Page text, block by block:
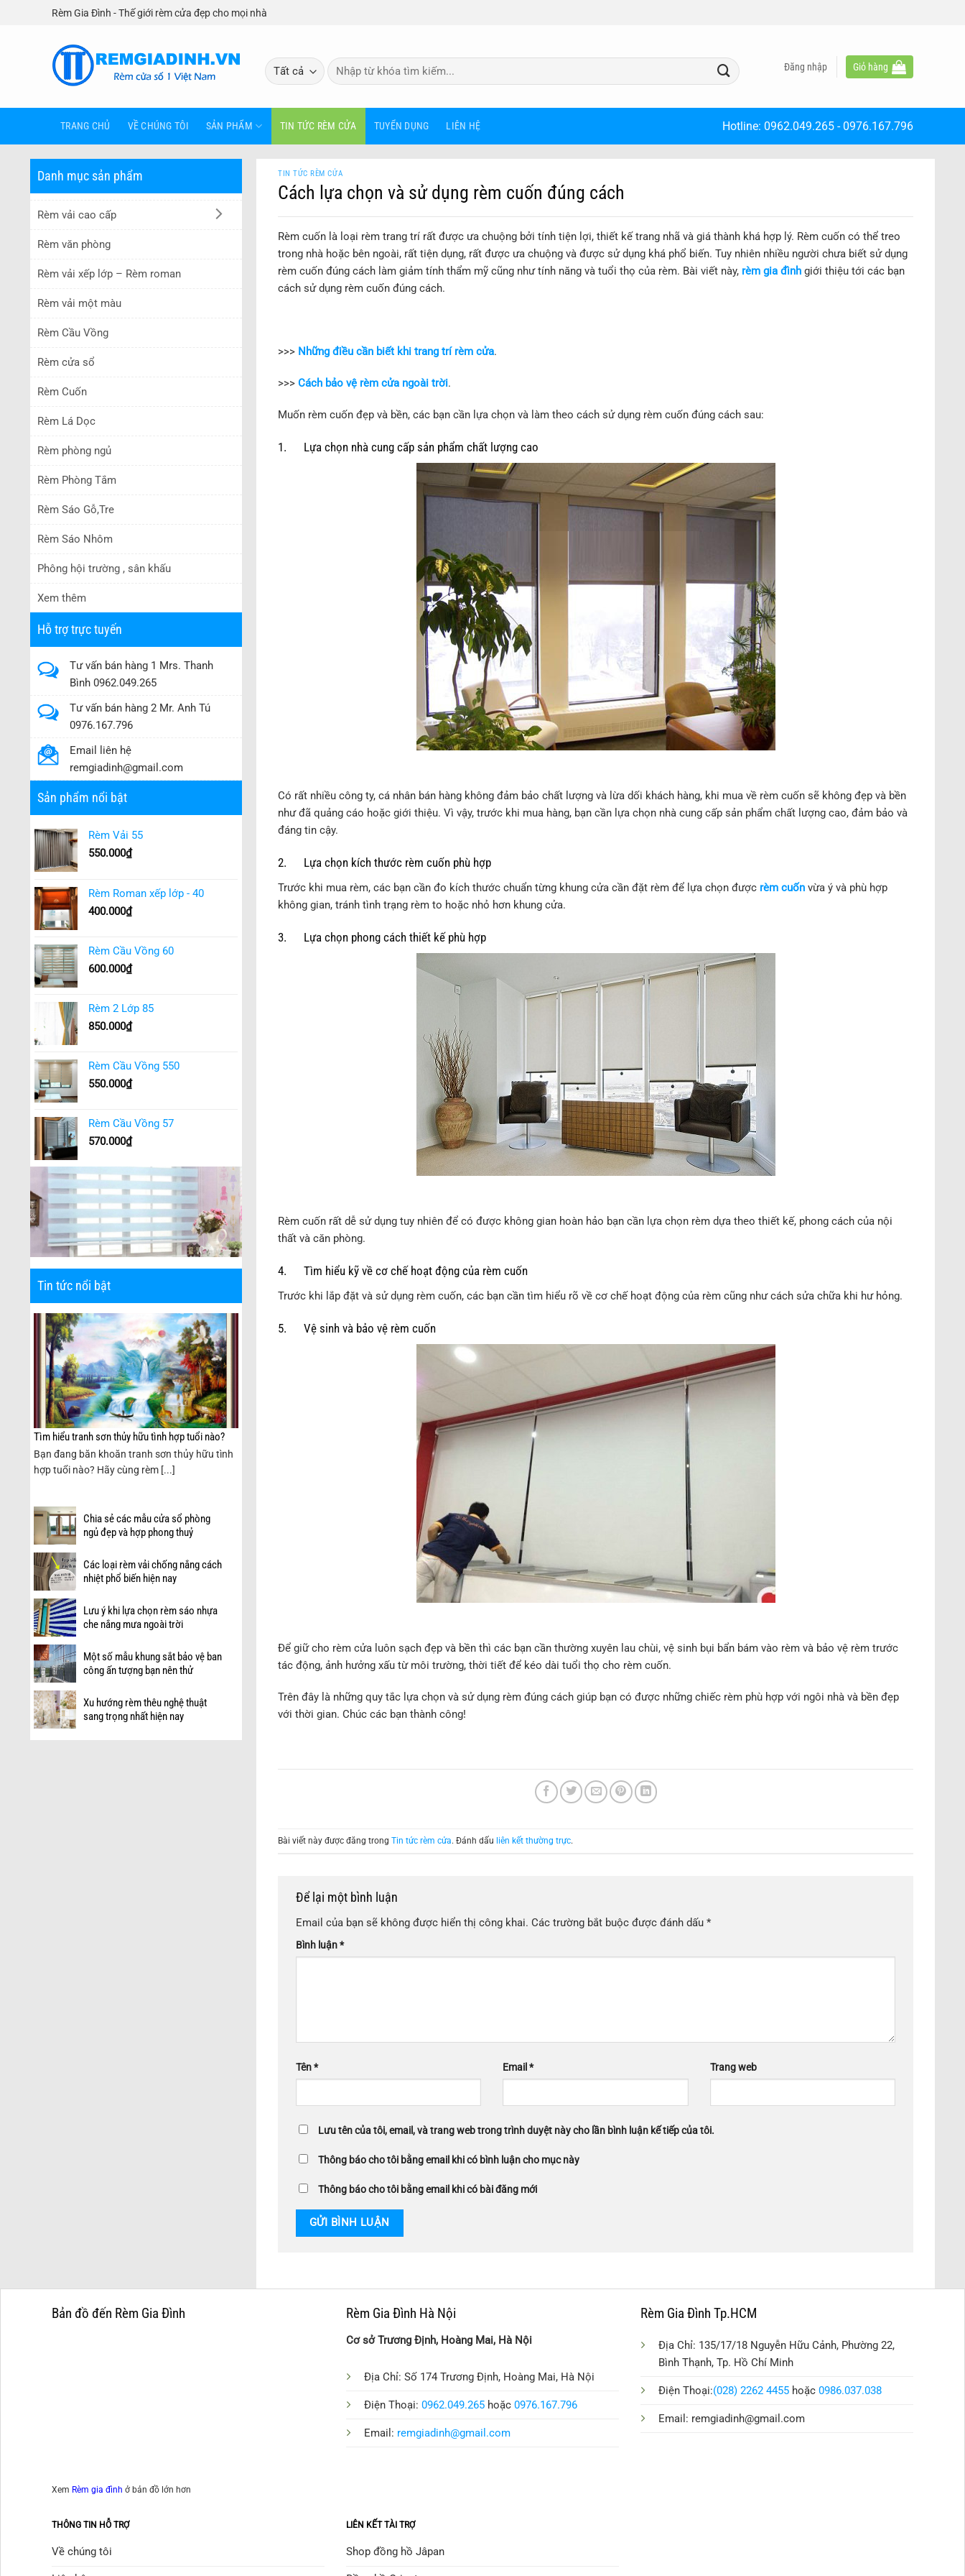
Rèm Gia Đình - Thế giới rèm cửa đẹp cho mọi nhà
Tìm
kiếm:
Đăng nhập Giỏ hàng
TRANG CHỦ VỀ CHÚNG TÔI SẢN PHẨM TIN TỨC RÈM CỬA TUYỂN DỤNG LIÊN HỆ Hotline: 0962.049.265 -0976.167.796
Danh mục sản phẩm
Rèm vải cao cấp
Rèm văn phòng
Rèm vải xếp lớp – Rèm roman
Rèm vải một màu
Rèm Cầu Vồng
Rèm cửa sổ
Rèm Cuốn
Rèm Lá Dọc
Rèm phòng ngủ
Rèm Phòng Tắm
Rèm Sáo Gỗ,Tre
Rèm Sáo Nhôm
Phông hội trường , sân khấu
Xem thêm
Hỗ trợ trực tuyến
Tư vấn bán hàng 1 Mrs. Thanh
Bình 0962.049.265
Tư vấn bán hàng 2 Mr. Anh Tú
0976.167.796
Email liên hệ
remgiadinh@gmail.com
Sản phẩm nổi bật
Rèm Vải 55
550.000₫
Rèm Roman xếp lớp - 40
400.000₫
Rèm Cầu Vồng 60
600.000₫
Rèm 2 Lớp 85
850.000₫
Rèm Cầu Vồng 550
550.000₫
Rèm Cầu Vồng 57
570.000₫
Tin tức nổi bật
Tìm hiểu tranh sơn thủy hữu tình hợp tuổi nào?
Bạn đang băn khoăn tranh sơn thủy hữu tình
hợp tuổi nào? Hãy cùng rèm [...]
Chia sẻ các mẫu cửa sổ phòng
ngủ đẹp và hợp phong thuỷ
Các loại rèm vải chống nắng cách
nhiệt phổ biến hiện nay
Lưu ý khi lựa chọn rèm sáo nhựa
che nắng mưa ngoài trời
Một số mẫu khung sắt bảo vệ ban
công ấn tượng bạn nên thử
Xu hướng rèm thêu nghệ thuật
sang trọng nhất hiện nay
TIN TỨC RÈM CỬA
Cách lựa chọn và sử dụng rèm cuốn đúng cách
Rèm cuốn là loại rèm trang trí rất được ưa chuộng bởi tính tiện lợi, thiết kế trang nhã và giá thành khá hợp lý. Rèm cuốn có thể treo
trong nhà hoặc bên ngoài, rất tiện dụng, rất được ưa chuộng và được sử dụng khá phổ biến. Tuy nhiên nhiều người chưa biết sử dụng
rèm cuốn đúng cách làm giảm tính thẩm mỹ cũng như tính năng và tuổi thọ của rèm. Bài viết này, rèm gia đình giới thiệu tới các bạn
cách sử dụng rèm cuốn đúng cách.
>>> Những điều cần biết khi trang trí rèm cửa.
>>> Cách bảo vệ rèm cửa ngoài trời.
Muốn rèm cuốn đẹp và bền, các bạn cần lựa chọn và làm theo cách sử dụng rèm cuốn đúng cách sau:
1. Lựa chọn nhà cung cấp sản phẩm chất lượng cao
Có rất nhiều công ty, cá nhân bán hàng không đảm bảo chất lượng và lừa dối khách hàng, khi mua về rèm cuốn sẽ không đẹp và bền
như đã quảng cáo hoặc giới thiệu. Vì vậy, trước khi mua hàng, bạn cần lựa chọn nhà cung cấp sản phẩm chất lượng cao, đảm bảo và
đáng tin cậy.
2. Lựa chọn kích thước rèm cuốn phù hợp
Trước khi mua rèm, các bạn cần đo kích thước chuẩn từng khung cửa cần đặt rèm để lựa chọn được rèm cuốn vừa ý và phù hợp
không gian, tránh tình trạng rèm to hoặc nhỏ hơn khung cửa.
3. Lựa chọn phong cách thiết kế phù hợp
Rèm cuốn rất dễ sử dụng tuy nhiên để có được không gian hoàn hảo bạn cần lựa chọn rèm dựa theo thiết kế, phong cách của nội
thất và căn phòng.
4. Tìm hiểu kỹ về cơ chế hoạt động của rèm cuốn
Trước khi lắp đặt và sử dụng rèm cuốn, các bạn cần tìm hiểu rõ về cơ chế hoạt động của rèm cũng như cách sửa chữa khi hư hỏng.
5. Vệ sinh và bảo vệ rèm cuốn
Để giữ cho rèm cửa luôn sạch đẹp và bền thì các bạn cần thường xuyên lau chùi, vệ sinh bụi bẩn bám vào rèm và bảo vệ rèm trước
tác động, ảnh hưởng xấu từ môi trường, thời tiết để kéo dài tuổi thọ cho rèm cuốn.
Trên đây là những quy tắc lựa chọn và sử dụng rèm đúng cách giúp bạn có được những chiếc rèm phù hợp với ngôi nhà và bền đẹp
với thời gian. Chúc các bạn thành công!
Bài viết này được đăng trong Tin tức rèm cửa. Đánh dấu liên kết thường trực.
Để lại một bình luận
Email của bạn sẽ không được hiển thị công khai. Các trường bắt buộc được đánh dấu *
Bình luận*
Tên* Email* Trang web
Lưu tên của tôi, email, và trang web trong trình duyệt này cho lần bình luận kế tiếp của tôi.
Thông báo cho tôi bằng email khi có bình luận cho mục này
Thông báo cho tôi bằng email khi có bài đăng mới
Bản đồ đến Rèm Gia Đình
Xem Rèm gia đình ở bản đồ lớn hơn
Rèm Gia Đình Hà Nội
Cơ sở Trương Định, Hoàng Mai, Hà Nội
Địa Chỉ: Số 174 Trương Định, Hoàng Mai, Hà Nội
Điện Thoại: 0962.049.265 hoặc 0976.167.796
Email: remgiadinh@gmail.com
Rèm Gia Đình Tp.HCM
Địa Chỉ: 135/17/18 Nguyễn Hữu Cảnh, Phường 22,
Bình Thạnh, Tp. Hồ Chí Minh
Điện Thoại:(028) 2262 4455 hoặc 0986.037.038
Email: remgiadinh@gmail.com
THÔNG TIN HỖ TRỢ
Về chúng tôi
LIÊN KẾT TÀI TRỢ
Shop đồng hồ Jâpan